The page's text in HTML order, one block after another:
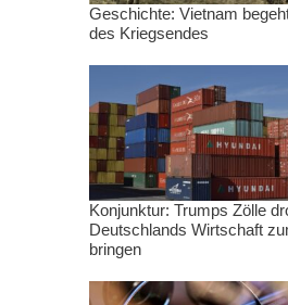
Geschichte: Vietnam
des Kriegsendes
Konjunktur: Trumps Zölle
Deutschlands Wirtschaft
bringen